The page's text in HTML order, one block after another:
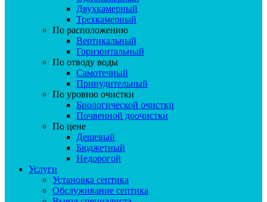
Двухкамерный
Трехкамерный
По расположению
Вертикальный
Горизонтальный
По отводу воды
Самотечный
Принудительный
По уровню очистки
Биологической очистки
Почвенной доочистки
По цене
Дешевый
Бюджетный
Недорогой
Услуги
Установка септика
Обслуживание септика